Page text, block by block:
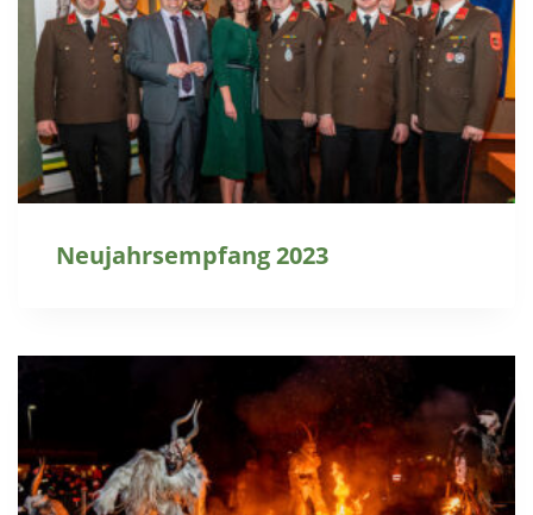
Neujahrsempfang 2023